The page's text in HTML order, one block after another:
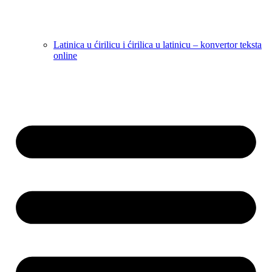
Latinica u ćirilicu i ćirilica u latinicu – konvertor teksta
online